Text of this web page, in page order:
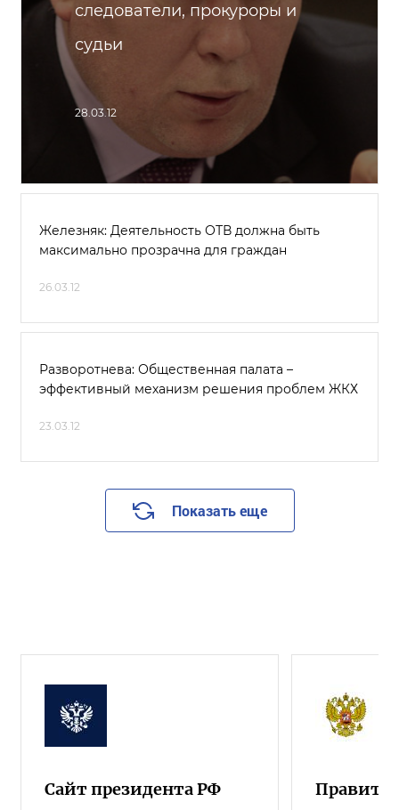
следователи, прокуроры и
судьи
28.03.12
Железняк: Деятельность ОТВ должна быть
максимально прозрачна для граждан
26.03.12
Разворотнева: Общественная палата –
эффективный механизм решения проблем ЖКХ
23.03.12
Показать еще
Сайт президента РФ